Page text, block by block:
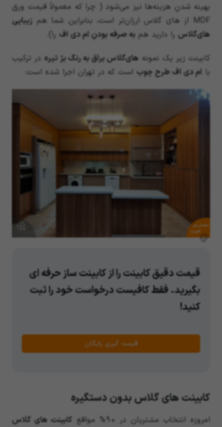
بهینه شدنِ هزینه‌ها نیز می‌شود ( چرا که معمولاً قیمت ورق
MDF از های گلاس ارزان‌تر است، بنابراین شما هم
زیبایی
های‌گلاس را دارید هم به صرفه بودنِ ام دی اف را).
کابینت زیر یک نمونه های‌گلاس براق به رنگ بژ تیره در ترکیب
با ام دی اف طرح چوب است که در تهران اجرا شده است:
سفارش این
کابینت
قیمت دقیق کابینت را از کابینت ساز حرفه ای
بگیرید. فقط کافیست درخواست خود را ثبت
کنید!
قیمت گیریِ رایگان
کابینت های گلاس بدون دستگیره
امروزه انتخاب مشتریان در 90% مواقع
کابینت های گلاس